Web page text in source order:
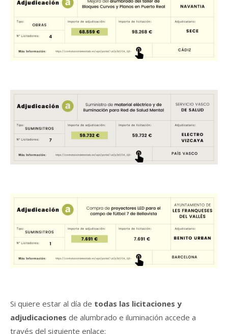
Si quiere estar al día de todas las licitaciones y
adjudicaciones de alumbrado e iluminación accede a
través del siguiente enlace: